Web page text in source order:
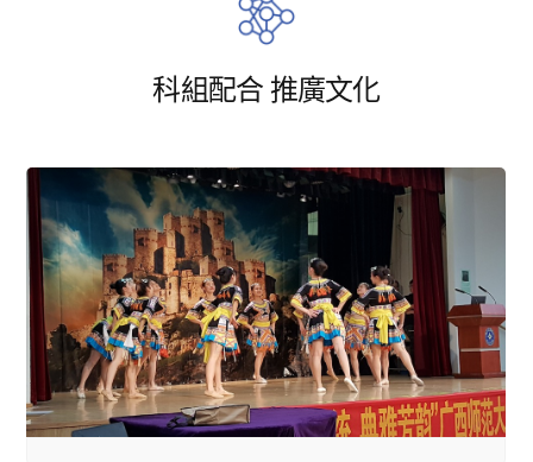
科組配合 推廣文化